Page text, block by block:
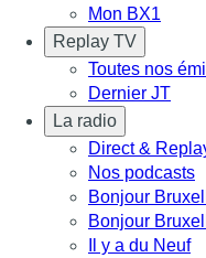
Mon BX1
Replay TV
Toutes nos
Dernier JT
La radio
Direct &
Nos podcasts
Bonjour
Bonjour
Il y a du Neuf